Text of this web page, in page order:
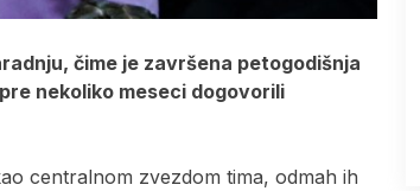
čime je završena petogodišnja
nekoliko meseci dogovorili
centralnom zvezdom tima, odmah ih